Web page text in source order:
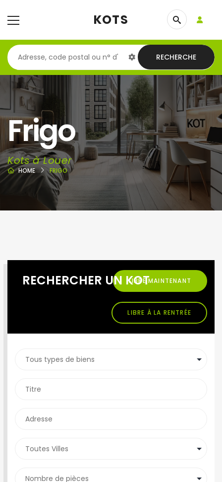
KOTS
RECHERCHE
Frigo
Kots à Louer
HOME FRIGO
RECHERCHER UN KOTLIBRE MAINTENANT
LIBRE À LA RENTRÉE